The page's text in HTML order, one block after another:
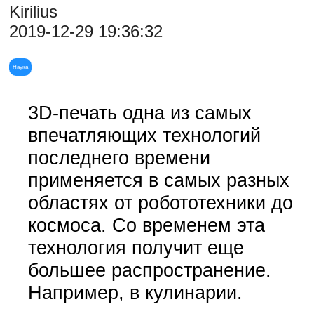
Kirilius
2019-12-29 19:36:32
Наука
3D-печать одна из самых
впечатляющих технологий
последнего времени
применяется в самых разных
областях от робототехники до
космоса. Со временем эта
технология получит еще
большее распространение.
Например, в кулинарии.